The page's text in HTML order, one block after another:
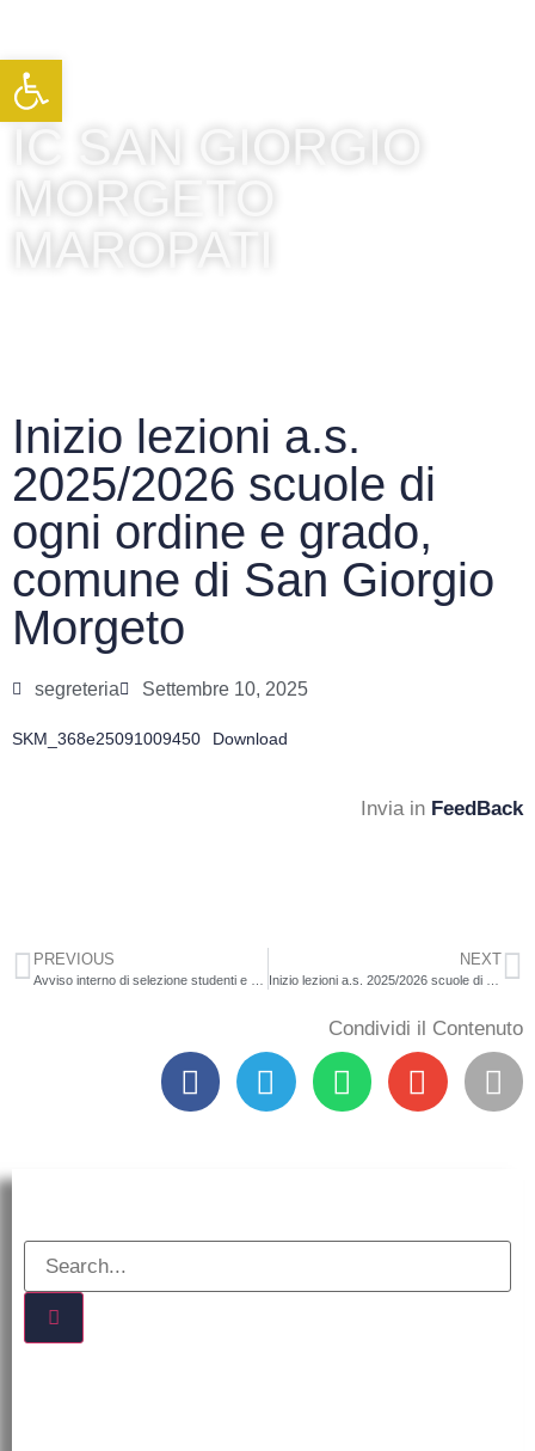
IC SAN GIORGIO
MORGETO
MAROPATI
Inizio lezioni a.s.
2025/2026 scuole di
ogni ordine e grado,
comune di San Giorgio
Morgeto
segreteria Settembre 10, 2025
SKM_368e25091009450 Download
Invia in FeedBack
PREVIOUS NEXT
Condividi il Contenuto
Apri la barra degli strumenti